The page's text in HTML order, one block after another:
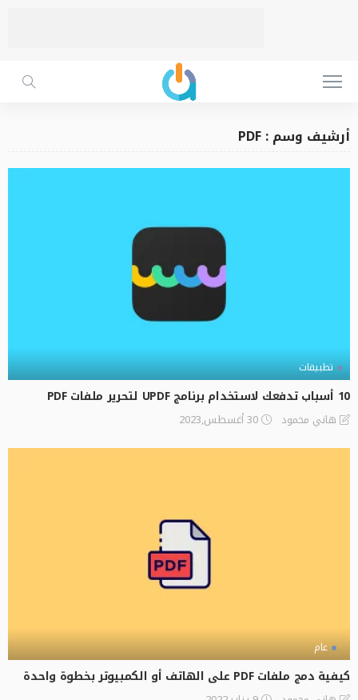
أرشيف وسم : PDF
تطبيقات
10 أسباب تدفعك لاستخدام برنامج UPDF لتحرير ملفات PDF
هاني محمود 30 أغسطس,2023
عام
كيفية دمج ملفات PDF على الهاتف أو الكمبيوتر بخطوة واحدة